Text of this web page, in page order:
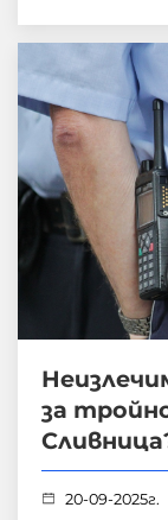
за
20-09-2025г.